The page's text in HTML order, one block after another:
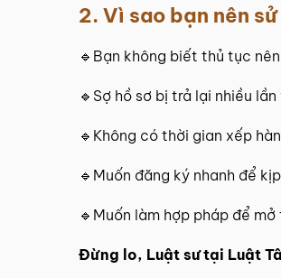
2. Vì sao bạn nên
🔹Bạn không biết thủ tục
🔹Sợ hồ sơ bị trả lại nhiều
🔹Không có thời gian xếp
🔹Muốn đăng ký nhanh để
🔹Muốn làm hợp pháp để
Đừng lo, Luật sư tại Luật